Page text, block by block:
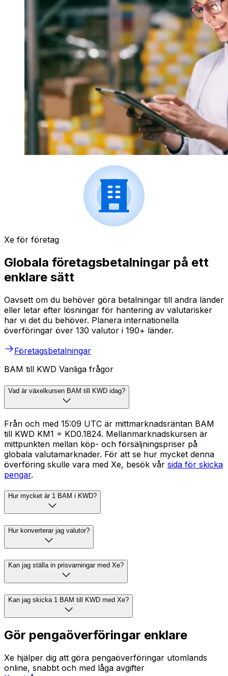
Xe för företag
Globala företagsbetalningar på ett
enklare sätt
Oavsett om du behöver göra betalningar till andra länder
eller letar efter lösningar för hantering av valutarisker
har vi det du behöver. Planera internationella
överföringar över 130 valutor i 190+ länder.
Företagsbetalningar
BAM till KWD Vanliga frågor
Vad är växelkursen BAM till KWD idag?
Från och med 15:09 UTC är mittmarknadsräntan BAM
till KWD KM1 = KD0.1824. Mellanmarknadskursen är
mittpunkten mellan köp- och försäljningspriser på
globala valutamarknader. För att se hur mycket denna
överföring skulle vara med Xe, besök vår sida för skicka
pengar.
Hur mycket är 1 BAM i KWD?
Hur konverterar jag valutor?
Kan jag ställa in prisvarningar med Xe?
Kan jag skicka 1 BAM till KWD med Xe?
Gör pengaöverföringar enklare
Xe hjälper dig att göra pengaöverföringar utomlands
online, snabbt och med låga avgifter